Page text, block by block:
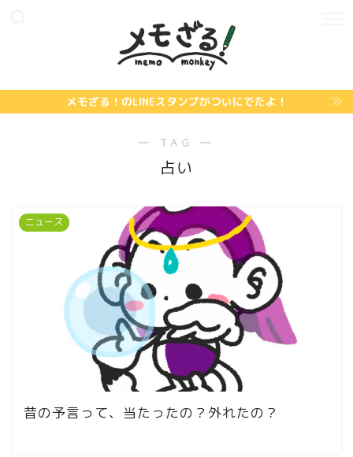
メモざる！のLINEスタンプがついにでたよ！
― TAG ―
占い
ニュース
昔の予言って、当たったの？外れたの？